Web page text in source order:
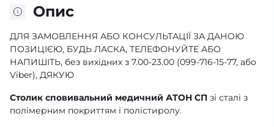
Опис
ДЛЯ ЗАМОВЛЕННЯ АБО КОНСУЛЬТАЦІЇ ЗА ДАНОЮ
ПОЗИЦІЄЮ, БУДЬ ЛАСКА, ТЕЛЕФОНУЙТЕ АБО
НАПИШІТЬ, без вихідних з 7.00-23.00 (099-716-15-77, або
Viber), ДЯКУЮ
Столик сповивальний медичний АТОН СП зі сталі з
полімерним покриттям і полістиролу.